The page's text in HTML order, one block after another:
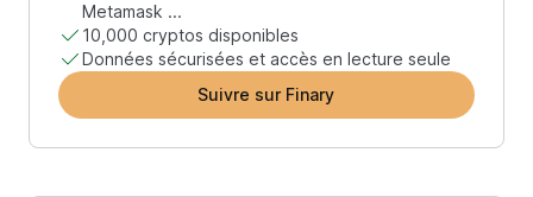
Metamask ...
10,000 cryptos disponibles
Données sécurisées et accès en lecture seule
Suivre sur Finary